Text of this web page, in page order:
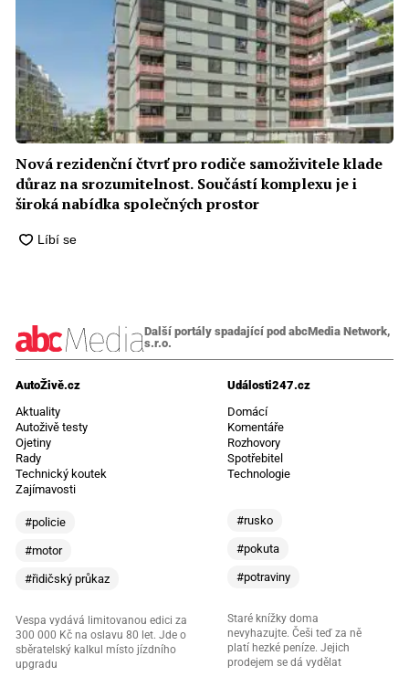
Nová rezidenční čtvrť pro rodiče samoživitele klade
důraz na srozumitelnost. Součástí komplexu je i
široká nabídka společných prostor
Další portály spadající pod abcMedia Network,
s.r.o.
AutoŽivě.cz
Aktuality
Autoživě testy
Ojetiny
Rady
Technický koutek
Zajímavosti
#policie
#motor
#řidičský průkaz
Vespa vydává limitovanou edici za
300 000 Kč na oslavu 80 let. Jde o
sběratelský kalkul místo jízdního
upgradu
Události247.cz
Domácí
Komentáře
Rozhovory
Spotřebitel
Technologie
#rusko
#pokuta
#potraviny
Staré knížky doma
nevyhazujte. Češi teď za ně
platí hezké peníze. Jejich
prodejem se dá vydělat